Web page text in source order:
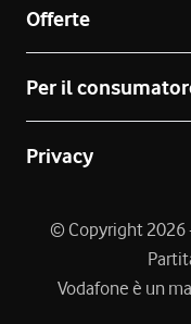
Offerte
Per il
Privacy
© Copyright 2026
Vodafone è un